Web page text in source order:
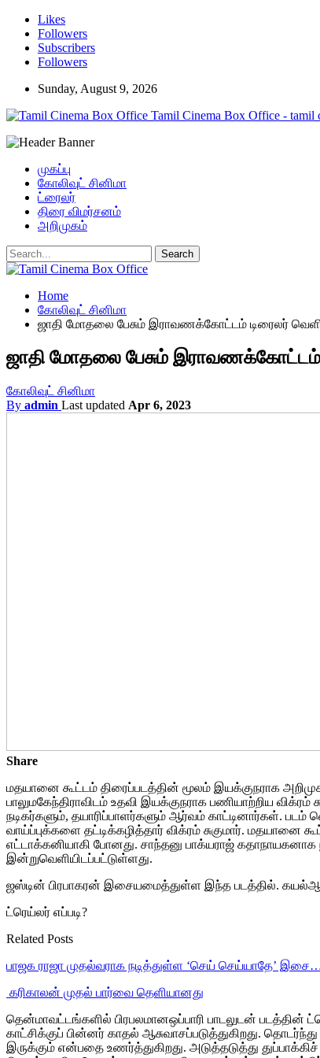
Likes
Followers
Subscribers
Followers
Sunday, August 9, 2026
Tamil Cinema Box Office - tamil
முகப்பு
கோலிவுட் சினிமா
ட்ரைலர்
திரை விமர்சனம்
அறிமுகம்
Home
கோலிவுட் சினிமா
ஜாதி மோதலை பேசும் இராவணக்கோட்டம் டிரைலர்
ஜாதி மோதலை பேசும் இராவணக்கோட்டம்
கோலிவுட் சினிமா
By admin Last updated Apr 6, 2023
Share
மதயானை கூட்டம் திரைப்படத்தின் மூலம் இயக்குநராக
பாலுமகேந்திராவிடம் உதவி இயக்குநராக பணியாற்றிய
நடிகர்களும், தயாரிப்பாளர்களும் ஆர்வம் காட்டினார்கள்.
வாய்ப்புக்களை தட்டிக்கழித்தார் விக்ரம் சுகுமார். மதயானை
எட்டாக்கனியாகி போனது. சாந்தனு பாக்யராஜ்
இன்றுவெளியிடப்பட்டுள்ளது.
ஜஸ்டின் பிரபாகரன் இசையமைத்துள்ள இந்த படத்தில்.
ட்ரெய்லர் எப்படி?
Related Posts
பாஜக ராஜா முதல்வராக நடித்துள்ள ‘செய் செய்யாதே’
‎ கரிகாலன் முதல் பார்வை தெளியானது
தென்மாவட்டங்களில் பிரபலமானஒப்பாரி பாடலுடன் படத்தின்
காட்சிக்குப் பின்னர் காதல் ஆசுவாசப்படுத்துகிறது.
இருக்கும் என்பதை உணர்த்துகிறது. அடுத்தடுத்து